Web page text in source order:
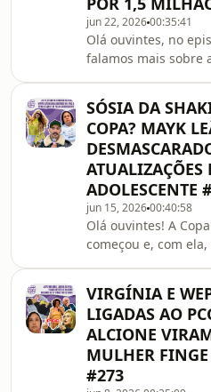
e está investigando a
"publicidade
jun 22, 202600:35:41
Olá ouvintes, no
falamos mais sobre
Brasil fazendo 3x0
foi 6x0),
expondo a traição
CBF, sobre o
as expectativas para
os melhores memes
só o torcedor
fazer.Para fechar o
comentamos
SÓSIA DA
COPA? MAYK
ATUALIZAÇÕES
ADOLESCENTE
jun 15, 202600:40:58
Olá ouvintes! A
começou e, com
Shakira na
real ou uma
comentar tudo o
primeiro jogo da
juiz brasileiro
meme), o episódio
VIRGÍNIA E
LIGADAS AO
ALCIONE
MULHER
#273